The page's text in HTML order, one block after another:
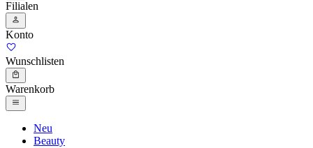
Filialen
Konto
Wunschlisten
Warenkorb
Neu
Beauty